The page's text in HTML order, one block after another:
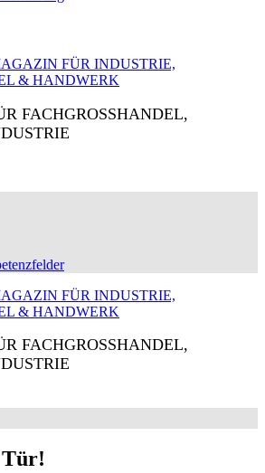
FACHGROSSHANDEL,
FACHGROSSHANDEL,